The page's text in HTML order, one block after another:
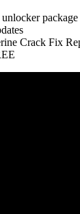
Crack Fix